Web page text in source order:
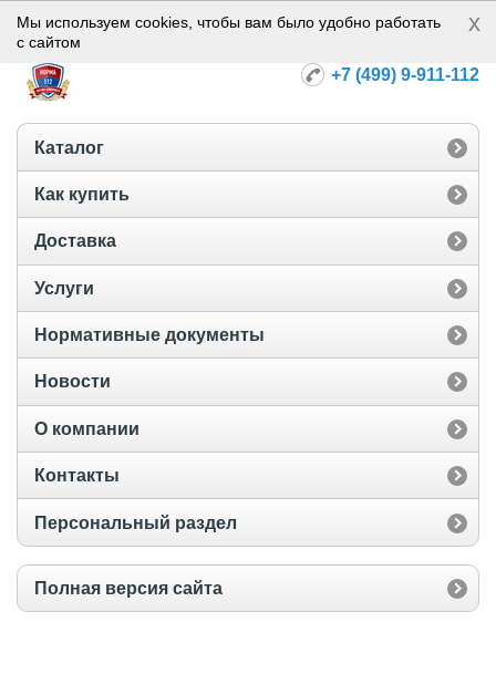
Норма-112
+7 (499) 9-911-112
Каталог
Как купить
Доставка
Услуги
Нормативные документы
Новости
О компании
Контакты
Персональный раздел
Полная версия сайта
Мы используем cookies, чтобы вам было удобно работать
с сайтом
x